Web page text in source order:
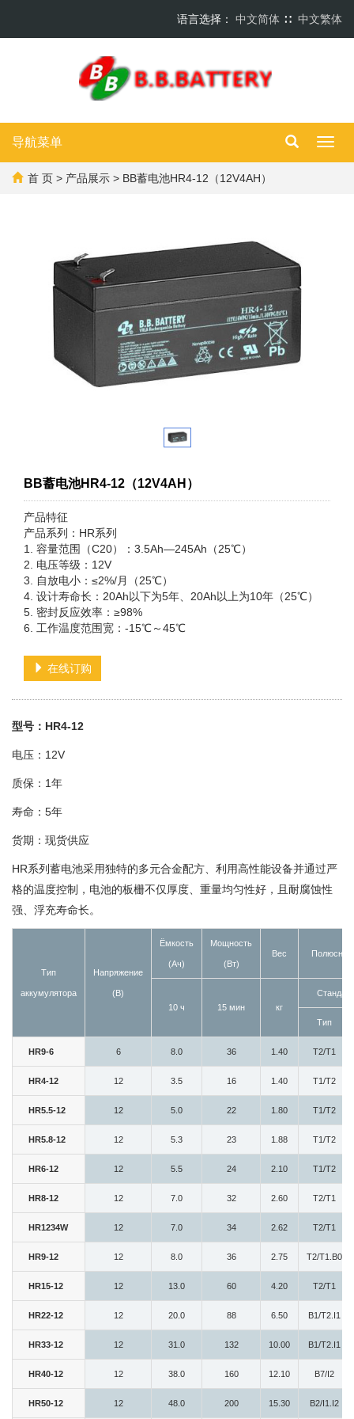
语言选择： 中文简体 ∷ 中文繁体
导航菜单
首 页 > 产品展示 > BB蓄电池HR4-12（12V4AH）
BB蓄电池HR4-12（12V4AH）
产品特征
产品系列：HR系列
1. 容量范围（C20）：3.5Ah—245Ah（25℃）
2. 电压等级：12V
3. 自放电小：≤2%/月（25℃）
4. 设计寿命长：20Ah以下为5年、20Ah以上为10年（25℃）
5. 密封反应效率：≥98%
6. 工作温度范围宽：-15℃～45℃
在线订购
型号：HR4-12
电压：12V
质保：1年
寿命：5年
货期：现货供应
HR系列蓄电池采用独特的多元合金配方、利用高性能设备并通过严
格的温度控制，电池的板栅不仅厚度、重量均匀性好，且耐腐蚀性
强、浮充寿命长。
Тип
аккумулятора
Напряжение
(В)
Ёмкость
(Aч)
Мощность
(Вт)
Вес
10 ч 15 мин кг
Тип
HR9-6 6 8.0 36 1.40 T2/T1
HR4-12 12 3.5 16 1.40 T1/T2
HR5.5-12 12 5.0 22 1.80 T1/T2
HR5.8-12 12 5.3 23 1.88 T1/T2
HR6-12 12 5.5 24 2.10 T1/T2
HR8-12 12 7.0 32 2.60 T2/T1
HR1234W 12 7.0 34 2.62 T2/T1
HR9-12 12 8.0 36 2.75 T2/T1.B0
HR15-12 12 13.0 60 4.20 T2/T1
HR22-12 12 20.0 88 6.50 B1/T2.I1
HR33-12 12 31.0 132 10.00 B1/T2.I1
HR40-12 12 38.0 160 12.10 B7/I2
HR50-12 12 48.0 200 15.30 B2/I1.I2